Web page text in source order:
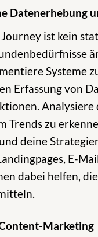
Datenerhebung
ist kein
Systeme
Erfassung von
Analysiere
Trends zu
deine
E-
dabei helfen,
Marketing